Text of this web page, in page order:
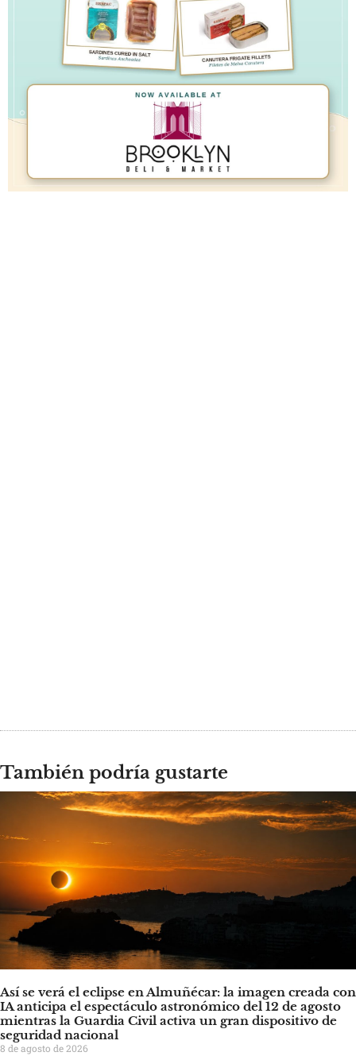
También podría gustarte
Así se verá el eclipse en Almuñécar: la imagen creada con
IA anticipa el espectáculo astronómico del 12 de agosto
mientras la Guardia Civil activa un gran dispositivo de
seguridad nacional
8 de agosto de 2026